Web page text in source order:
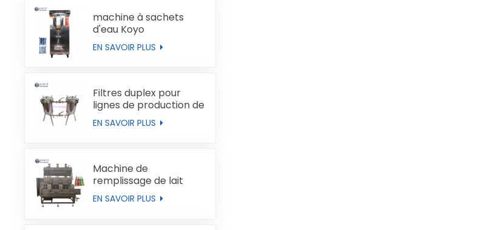
machine à sachets
d'eau Koyo
EN SAVOIR PLUS
Filtres duplex pour
lignes de production de
liquides
EN SAVOIR PLUS
Machine de
remplissage de lait
automatique
EN SAVOIR PLUS